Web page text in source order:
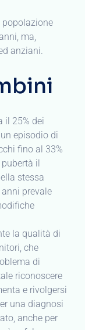
popolazione
ma,
anziani.
il 25% dei
episodio di
fino al 33%
il
stessa
prevale
la qualità di
che
di
riconoscere
e rivolgersi
una diagnosi
anche per